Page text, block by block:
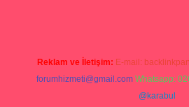
Reklam ve İletişim: E-mail:
forumhizmeti@gmail.com Whatsapp:
@karabul